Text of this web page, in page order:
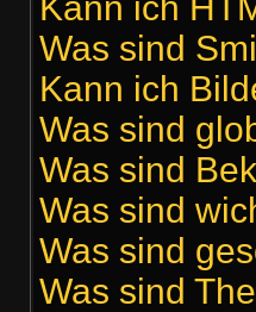
Was sind
Kann ich
Was sind
Was sind
Was sind
Was sind
Was sind